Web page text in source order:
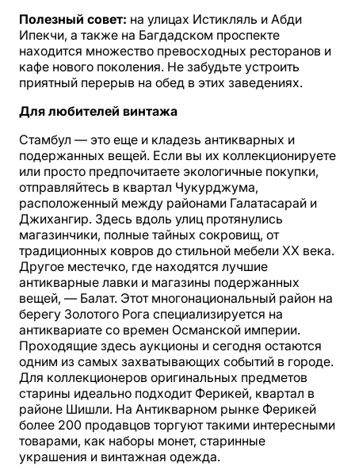
Полезный совет: на улицах Истикляль и Абди
Ипекчи, а также на Багдадском проспекте
находится множество превосходных ресторанов и
кафе нового поколения. Не забудьте устроить
приятный перерыв на обед в этих заведениях.
Для любителей винтажа
Стамбул — это еще и кладезь антикварных и
подержанных вещей. Если вы их коллекционируете
или просто предпочитаете экологичные покупки,
отправляйтесь в квартал Чукурджума,
расположенный между районами Галатасарай и
Джихангир. Здесь вдоль улиц протянулись
магазинчики, полные тайных сокровищ, от
традиционных ковров до стильной мебели XX века.
Другое местечко, где находятся лучшие
антикварные лавки и магазины подержанных
вещей, — Балат. Этот многонациональный район на
берегу Золотого Рога специализируется на
антиквариате со времен Османской империи.
Проходящие здесь аукционы и сегодня остаются
одним из самых захватывающих событий в городе.
Для коллекционеров оригинальных предметов
старины идеально подходит Ферикей, квартал в
районе Шишли. На Антикварном рынке Ферикей
более 200 продавцов торгуют такими интересными
товарами, как наборы монет, старинные
украшения и винтажная одежда.